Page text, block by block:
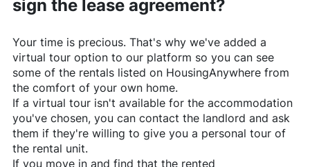
sign the lease agreement?
Your time is precious. That's why we've added a
virtual tour option to our platform so you can see
some of the rentals listed on HousingAnywhere from
the comfort of your own home.
If a virtual tour isn't available for the accommodation
you've chosen, you can contact the landlord and ask
them if they're willing to give you a personal tour of
the rental unit.
If you move in and find that the rented